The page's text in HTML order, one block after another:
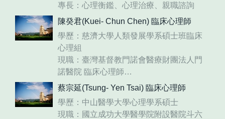
專長：心理衡鑑、心理治療、親職諮詢
陳癸君(Kuei- Chun Chen) 臨床心理師
學歷：慈濟大學人類發展學系碩士班臨床
心理組
現職：臺灣基督教門諾會醫療財團法人門
諾醫院 臨床心理師
專長：臨床衡鑑、情緒困擾、睡眠困難、
蔡宗延(Tsung- Yen Tsai) 臨床心理師
學歷：中山醫學大學心理學系碩士
現職：國立成功大學醫學院附設醫院斗六